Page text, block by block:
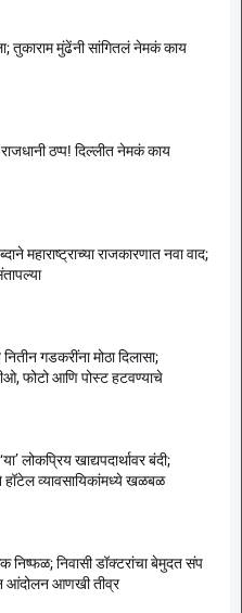
तुकाराम मुंढेंनी सांगितलं नेमकं काय
ठप्प! दिल्लीत नेमकं काय
महाराष्ट्राच्या राजकारणात नवा वाद;
गडकरींना मोठा दिलासा;
फोटो आणि पोस्ट हटवण्याचे
लोकप्रिय खाद्यपदार्थावर बंदी;
हॉटेल व्यावसायिकांमध्ये खळबळ
निष्फळ; निवासी डॉक्टरांचा बेमुदत संप
आंदोलन आणखी तीव्र